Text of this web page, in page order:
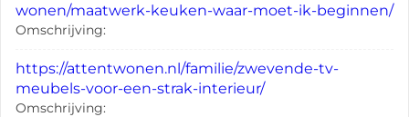
wonen/maatwerk-keuken-waar-moet-ik-beginnen/
Omschrijving:
https://attentwonen.nl/familie/zwevende-tv-
meubels-voor-een-strak-interieur/
Omschrijving: